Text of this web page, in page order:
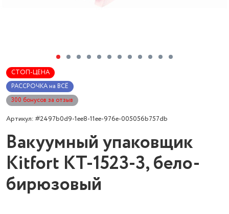
СТОП-ЦЕНА
РАССРОЧКА на ВСЁ
300 бонусов за отзыв
Артикул: #2497b0d9-1ee8-11ee-976e-005056b757db
Вакуумный упаковщик
Kitfort КТ-1523-3, бело-
бирюзовый